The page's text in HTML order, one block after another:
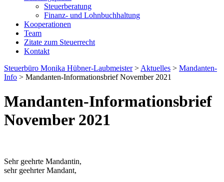
Steuerberatung
Finanz- und Lohnbuchhaltung
Kooperationen
Team
Zitate zum Steuerrecht
Kontakt
Steuerbüro Monika Hübner-Laubmeister> Aktuelles > Mandanten-
Info > Mandanten-Informationsbrief November 2021
Mandanten-Informationsbrief
November 2021
Sehr geehrte Mandantin,
sehr geehrter Mandant,